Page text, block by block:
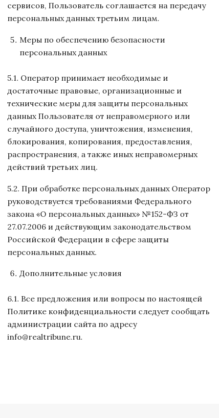
сервисов, Пользователь соглашается на передачу
персональных данных третьим лицам.
Меры по обеспечению безопасности
персональных данных
5.1. Оператор принимает необходимые и
достаточные правовые, организационные и
технические меры для защиты персональных
данных Пользователя от неправомерного или
случайного доступа, уничтожения, изменения,
блокирования, копирования, предоставления,
распространения, а также иных неправомерных
действий третьих лиц.
5.2. При обработке персональных данных Оператор
руководствуется требованиями Федерального
закона «О персональных данных» №152-ФЗ от
27.07.2006 и действующим законодательством
Российской Федерации в сфере защиты
персональных данных.
Дополнительные условия
6.1. Все предложения или вопросы по настоящей
Политике конфиденциальности следует сообщать
администрации сайта по адресу
info@realtribune.ru.